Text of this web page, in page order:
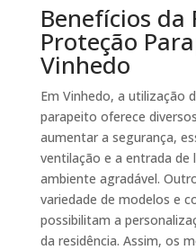
Benefícios da
Proteção
Vinhedo
Em Vinhedo, a utilização
parapeito oferece
aumentar a segurança,
ventilação e a entrada
ambiente agradável.
variedade de modelos e
possibilitam a
da residência. Assim, os